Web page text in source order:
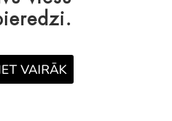
VAIRĀK